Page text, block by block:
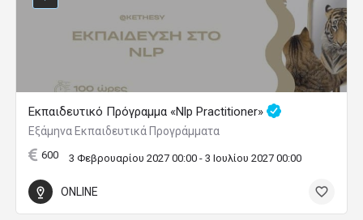
Εκπαιδευτικό Πρόγραμμα «Nlp Practitioner»
Εξάμηνα Εκπαιδευτικά Προγράμματα
600 3 Φεβρουαρίου 2027 00:00 - 3 Ιουλίου 2027 00:00
ONLINE